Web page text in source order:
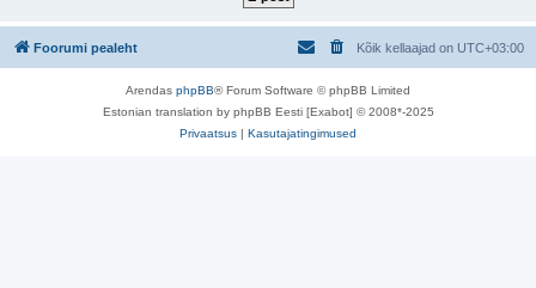
Foorumi pealeht Kõik kellaajad on UTC+03:00
Arendas phpBB® Forum Software © phpBB Limited
Estonian translation by phpBB Eesti [Exabot] © 2008*-2025
Privaatsus | Kasutajatingimused